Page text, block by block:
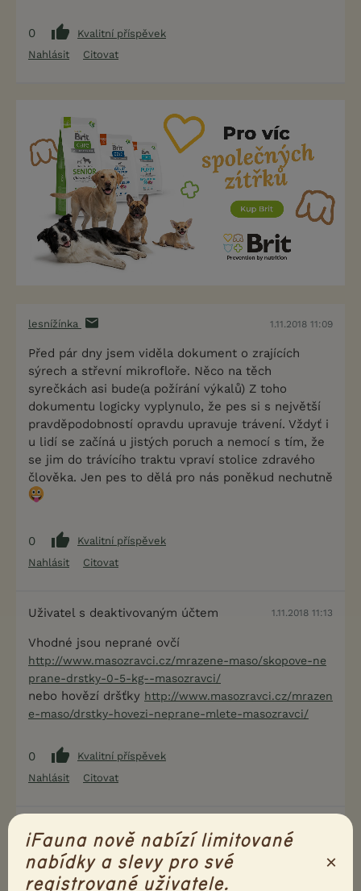
0
Kvalitní příspěvek
Nahlásit
Citovat
lesnížínka 1.11.2018 11:09
Před pár dny jsem viděla dokument o zrajících
sýrech a střevní mikrofloře. Něco na těch
syrečkách asi bude(a požírání výkalů) Z toho
dokumentu logicky vyplynulo, že pes si s největší
pravděpodobností opravdu upravuje trávení. Vždyť i
u lidí se začíná u jistých poruch a nemocí s tím, že
se jim do trávícího traktu vpraví stolice zdravého
člověka. Jen pes to dělá pro nás poněkud nechutně
0
Kvalitní příspěvek
Nahlásit
Citovat
Uživatel s deaktivovaným účtem 1.11.2018 11:13
Vhodné jsou neprané ovčí
http://www.masozravci.cz/mrazene-maso/skopove-ne
prane-drstky-0-5-kg--masozravci/
nebo hovězí dršťky http://www.masozravci.cz/mrazen
e-maso/drstky-hovezi-neprane-mlete-masozravci/
0
Kvalitní příspěvek
Nahlásit
Citovat
Vím, ale otázkou je, jestli jim mikroflóra z žaludků
býložravců k té úpravě stačí?
iFauna nově nabízí limitované
nabídky a slevy pro své
registrované uživatele.
×